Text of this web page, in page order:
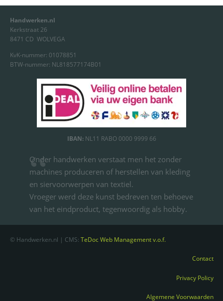
Handwerken.nl
Kerkstraat 26
8471 CD WOLVEGA
KvK-nummer: 01078851
BTW-nummer: NL818577174B01
IBAN: NL11 RABO 0000 9999 66
Onder handwerken verstaat men het zonder
machines produceren of herstellen van kleding
en siervoorwerpen van textiel.
Vroeger werd deze kunst bedreven ten behoeve
van het eindproduct, tegenwoordig als hobby.
© Handwerken.nl | CMS: TeDoc Web Management v.o.f.
Contact
Privacy Policy
Algemene Voorwaarden